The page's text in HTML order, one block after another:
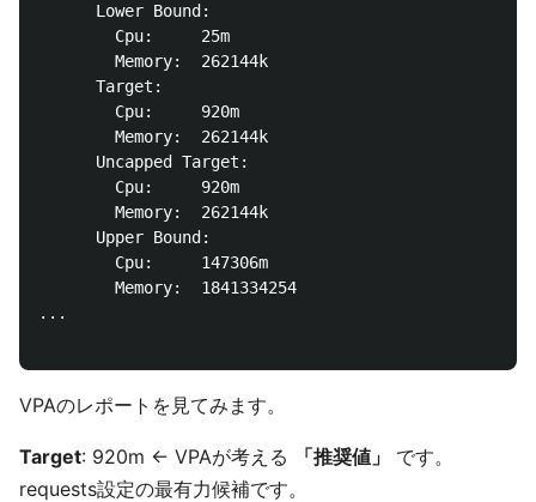
      Lower Bound:
        Cpu:     25m
        Memory:  262144k
      Target:
        Cpu:     920m
        Memory:  262144k
      Uncapped Target:
        Cpu:     920m
        Memory:  262144k
      Upper Bound:
        Cpu:     147306m
        Memory:  1841334254
...
VPAのレポートを見てみます。
Target: 920m ← VPAが考える 「推奨値」
です。
requests設定の最有力候補です。